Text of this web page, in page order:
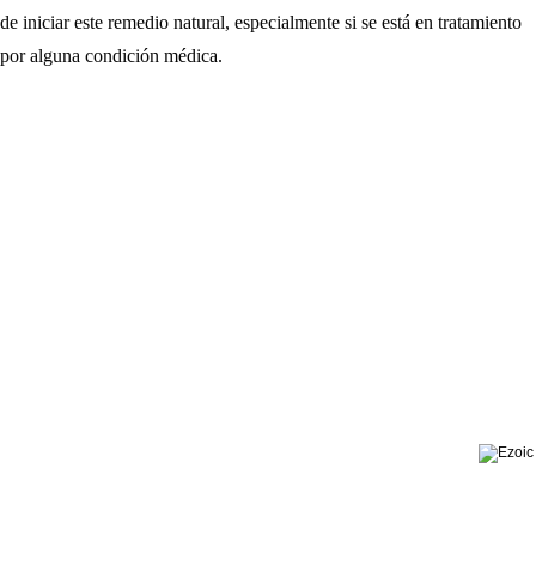
de iniciar este remedio natural, especialmente si se está en tratamiento
por alguna condición médica.